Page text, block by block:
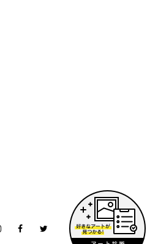
Instagram
FacebookTwitter